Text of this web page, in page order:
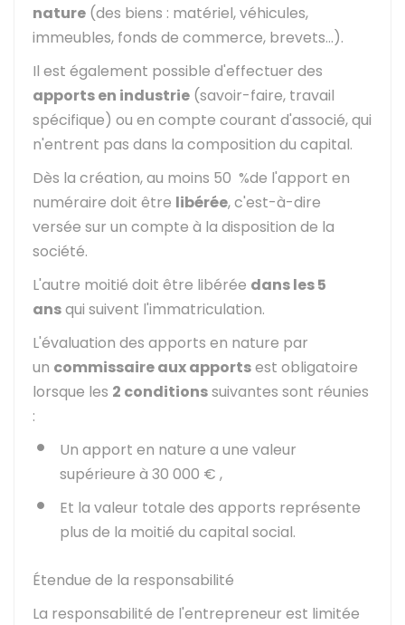
nature (des biens : matériel, véhicules,
immeubles, fonds de commerce, brevets...).
Il est également possible d'effectuer des
apports en industrie (savoir-faire, travail
spécifique) ou en compte courant d'associé, qui
n'entrent pas dans la composition du capital.
Dès la création, au moins 50 %de l'apport en
numéraire doit être libérée, c'est-à-dire
versée sur un compte à la disposition de la
société.
L'autre moitié doit être libérée dans les 5
ansqui suivent l'immatriculation.
L'évaluation des apports en nature par
un commissaire aux apportsest obligatoire
lorsque les 2 conditionssuivantes sont réunies
:
Un apport en nature a une valeur
supérieure à 30 000 € ,
Et la valeur totale des apports représente
plus de la moitié du capital social.
Étendue de la responsabilité
La responsabilité de l'entrepreneur est limitée